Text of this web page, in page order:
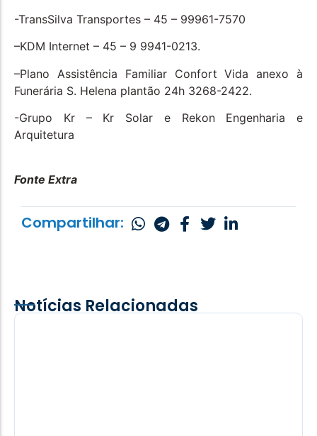
-TransSilva Transportes – 45 – 99961-7570
–KDM Internet – 45 – 9 9941-0213.
–Plano Assistência Familiar Confort Vida anexo à
Funerária S. Helena plantão 24h 3268-2422.
-Grupo Kr – Kr Solar e Rekon Engenharia e
Arquitetura
Fonte Extra
Compartilhar:
Notícias Relacionadas